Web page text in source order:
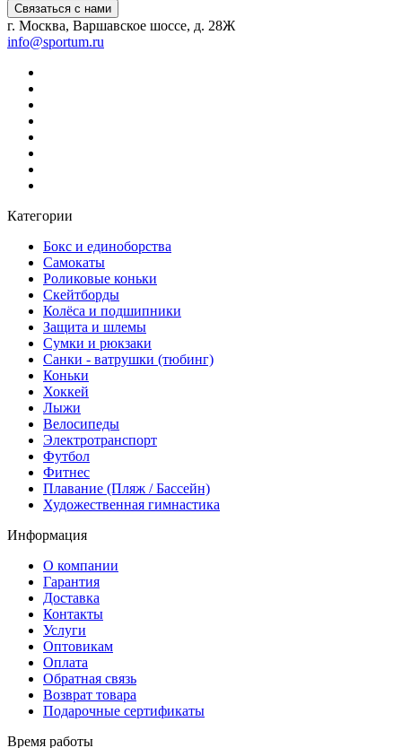
Связаться с нами
г. Москва, Варшавское шоссе, д. 28Ж
info@sportum.ru
Категории
Бокс и единоборства
Самокаты
Роликовые коньки
Скейтборды
Колёса и подшипники
Защита и шлемы
Сумки и рюкзаки
Санки - ватрушки (тюбинг)
Коньки
Хоккей
Лыжи
Велосипеды
Электротранспорт
Футбол
Фитнес
Плавание (Пляж / Бассейн)
Художественная гимнастика
Информация
О компании
Гарантия
Доставка
Контакты
Услуги
Оптовикам
Оплата
Обратная связь
Возврат товара
Подарочные сертификаты
Время работы